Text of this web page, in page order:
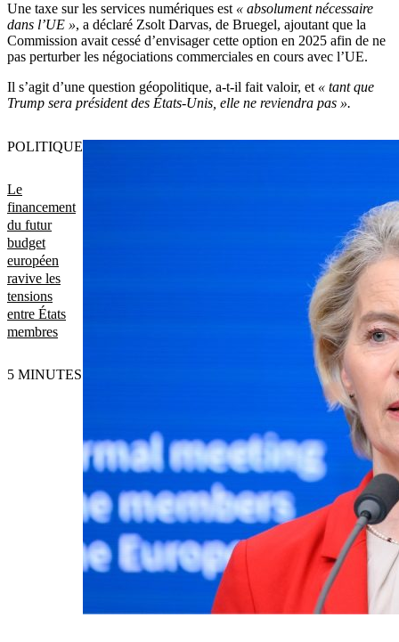
Une taxe sur les services numériques est « absolument nécessaire
dans l’UE », a déclaré Zsolt Darvas, de Bruegel, ajoutant que la
Commission avait cessé d’envisager cette option en 2025 afin de ne
pas perturber les négociations commerciales en cours avec l’UE.
Il s’agit d’une question géopolitique, a-t-il fait valoir, et « tant que
Trump sera président des États-Unis, elle ne reviendra pas ».
Le
financement
du futur
budget
européen
ravive les
tensions
entre États
membres
POLITIQUE
5 MINUTES